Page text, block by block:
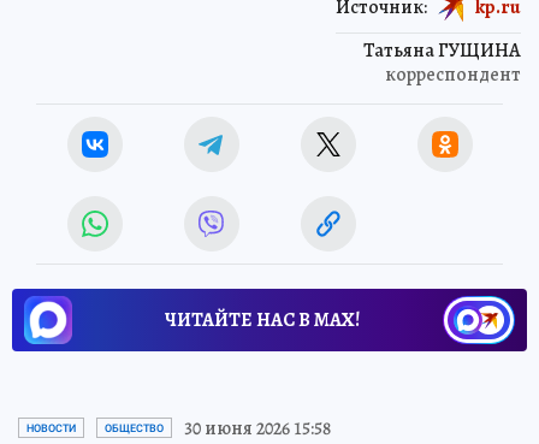
Татьяна ГУЩИНА
корреспондент
Источник: kp.ru
ЧИТАЙТЕ НАС В МАХ!
НОВОСТИ ОБЩЕСТВО 30 июня 2026 15:58